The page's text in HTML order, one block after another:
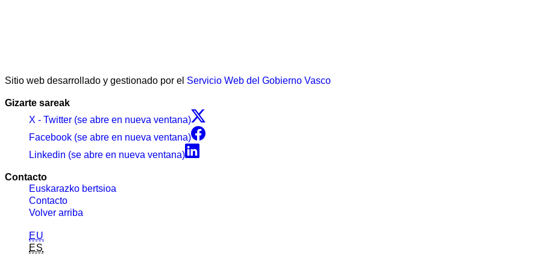
Sitio web desarrollado y gestionado por el Servicio Web del Gobierno Vasco
Gizarte sareak
X - Twitter (se abre en nueva ventana)
Facebook (se abre en nueva ventana)
Linkedin (se abre en nueva ventana)
Contacto
Euskarazko bertsioa
Contacto
Volver arriba
EU
ES